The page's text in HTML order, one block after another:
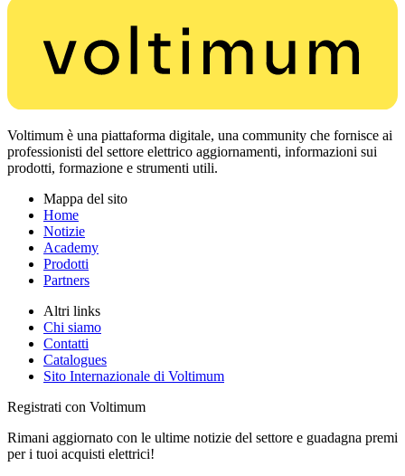
Voltimum è una piattaforma digitale, una community che fornisce ai
professionisti del settore elettrico aggiornamenti, informazioni sui
prodotti, formazione e strumenti utili.
Mappa del sito
Home
Notizie
Academy
Prodotti
Partners
Altri links
Chi siamo
Contatti
Catalogues
Sito Internazionale di Voltimum
Registrati con Voltimum
Rimani aggiornato con le ultime notizie del settore e guadagna premi
per i tuoi acquisti elettrici!